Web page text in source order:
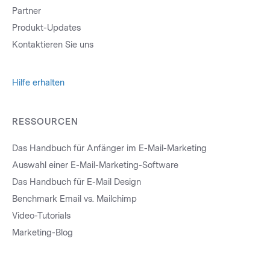
Partner
Produkt-Updates
Kontaktieren Sie uns
Hilfe erhalten
RESSOURCEN
Das Handbuch für Anfänger im E-Mail-Marketing
Auswahl einer E-Mail-Marketing-Software
Das Handbuch für E-Mail Design
Benchmark Email vs. Mailchimp
Video-Tutorials
Marketing-Blog